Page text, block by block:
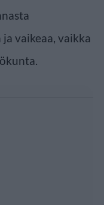
vaikeaa, vaikka